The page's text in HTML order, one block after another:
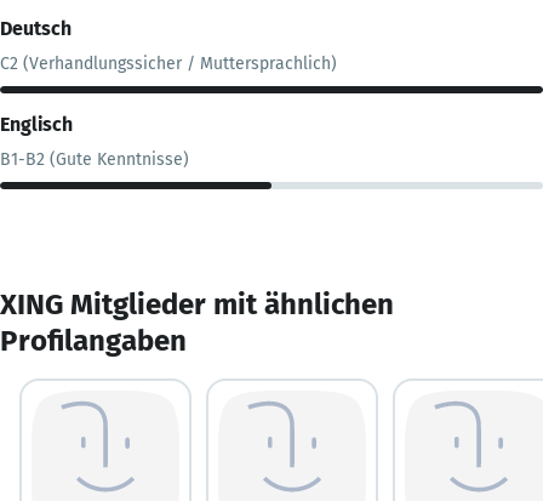
Deutsch
C2 (Verhandlungssicher / Muttersprachlich)
Englisch
B1-B2 (Gute Kenntnisse)
XING Mitglieder mit ähnlichen
Profilangaben